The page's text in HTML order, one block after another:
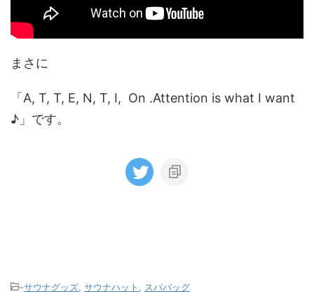
まさに
「A, T, T, E, N, T, I, On .Attention is what I want
♪」です。
-サウナグッズ, サウナハット , スパバッグ